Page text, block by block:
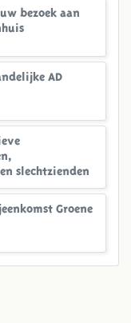
bezoek aan
AD
slechtzienden
Groene